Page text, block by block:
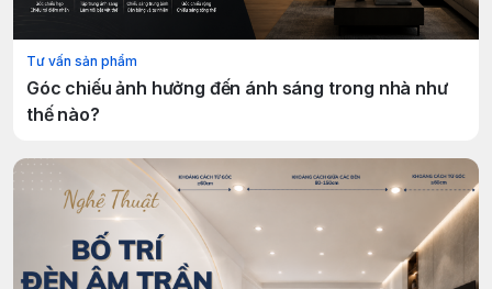
Tư vấn sản phẩm
Góc chiếu ảnh hưởng đến ánh sáng trong nhà như
thế nào?